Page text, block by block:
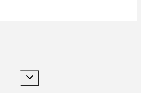
Toggle